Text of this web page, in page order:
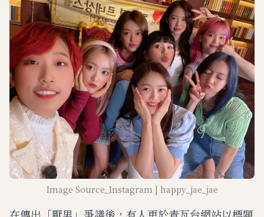
Image Source_Instagram | happy_jae_jae